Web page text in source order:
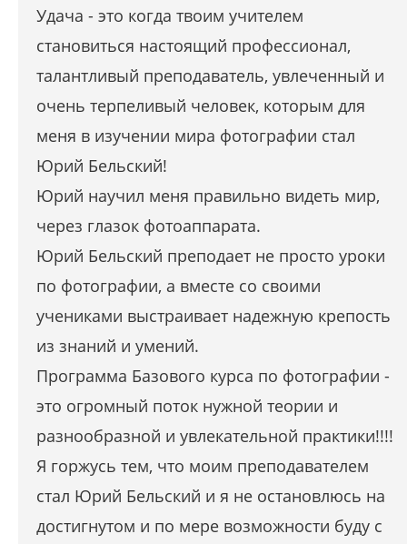
Удача - это когда твоим учителем
становиться настоящий профессионал,
талантливый преподаватель, увлеченный и
очень терпеливый человек, которым для
меня в изучении мира фотографии стал
Юрий Бельский!
Юрий научил меня правильно видеть мир,
через глазок фотоаппарата.
Юрий Бельский преподает не просто уроки
по фотографии, а вместе со своими
учениками выстраивает надежную крепость
из знаний и умений.
Программа Базового курса по фотографии -
это огромный поток нужной теории и
разнообразной и увлекательной практики!!!!
Я горжусь тем, что моим преподавателем
стал Юрий Бельский и я не остановлюсь на
достигнутом и по мере возможности буду с